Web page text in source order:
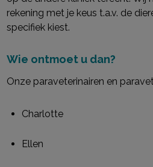
rekening met je keus t.a.v. de
specifiek kiest.
Wie ontmoet u dan?
Onze paraveterinairen en
Charlotte
Ellen